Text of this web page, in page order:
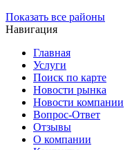
Показать все районы
Навигация
Главная
Услуги
Поиск по карте
Новости рынка
Новости компании
Вопрос-Ответ
Отзывы
О компании